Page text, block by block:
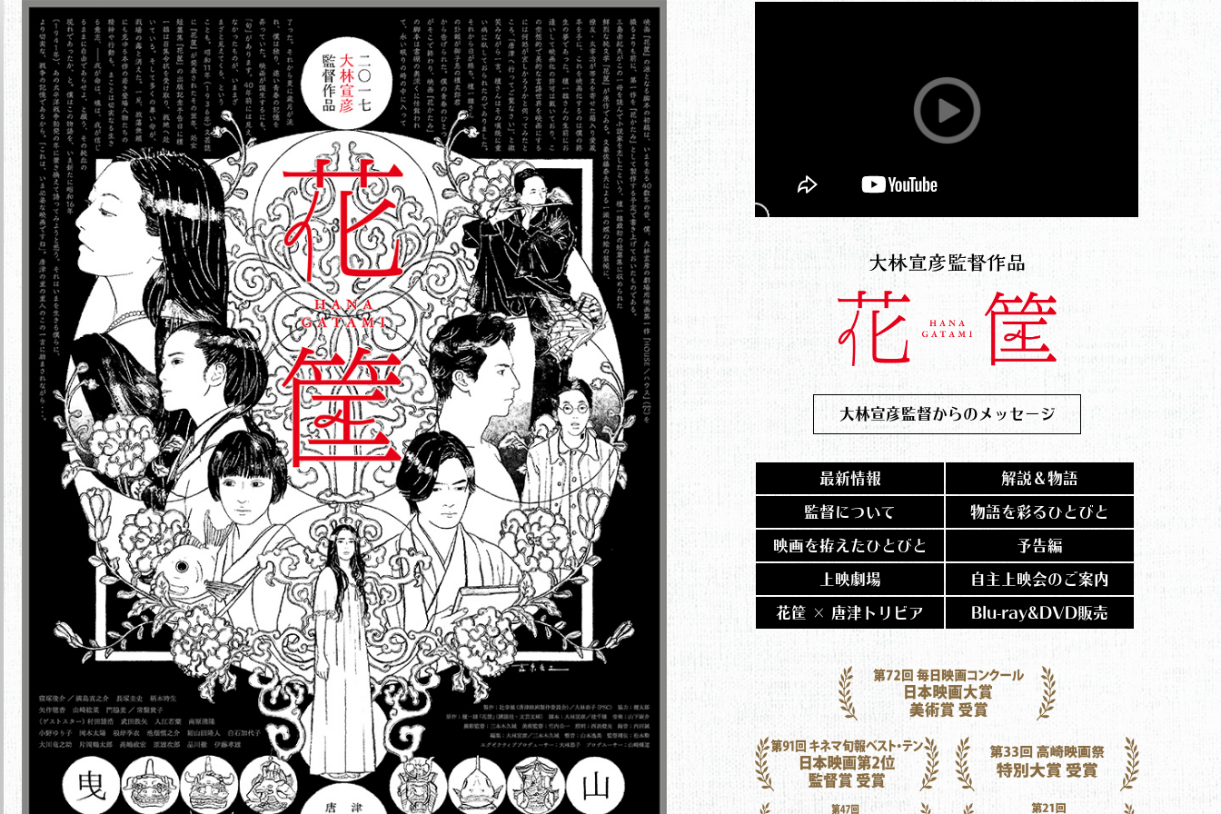
大林宣彦監督からのメッセージ
最新情報
解説＆物語
監督について
物語を彩るひとびと
映画を拵えたひとびと
予告編
上映劇場
自主上映会のご案内
花筐 × 唐津トリビア
Blu-ray&DVD販売